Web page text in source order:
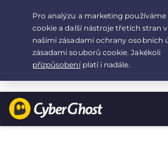
Your choice:The Best Dealfor
/month